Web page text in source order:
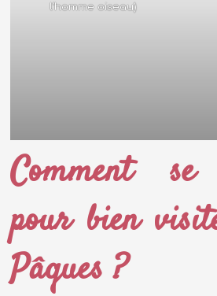
l’homme oiseau)
Comment se
pour bien
Pâques ?